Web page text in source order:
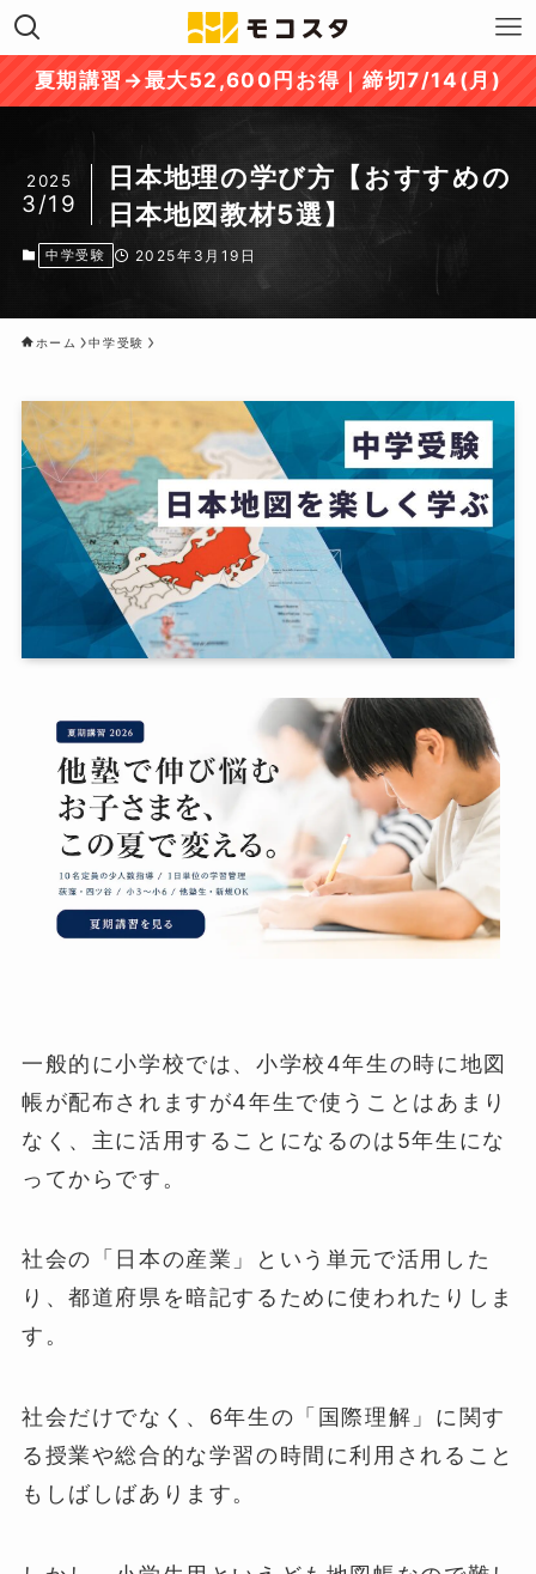
夏期講習→最大52,600円お得｜締切7/14(月)
日本地理の学び方【おすすめの
日本地図教材5選】
2025
3/19
中学受験 2025年3月19日
ホーム 中学受験
一般的に小学校では、小学校4年生の時に地図
帳が配布されますが4年生で使うことはあまり
なく、主に活用することになるのは5年生にな
ってからです。
社会の「日本の産業」という単元で活用した
り、都道府県を暗記するために使われたりしま
す。
社会だけでなく、6年生の「国際理解」に関す
る授業や総合的な学習の時間に利用されること
もしばしばあります。